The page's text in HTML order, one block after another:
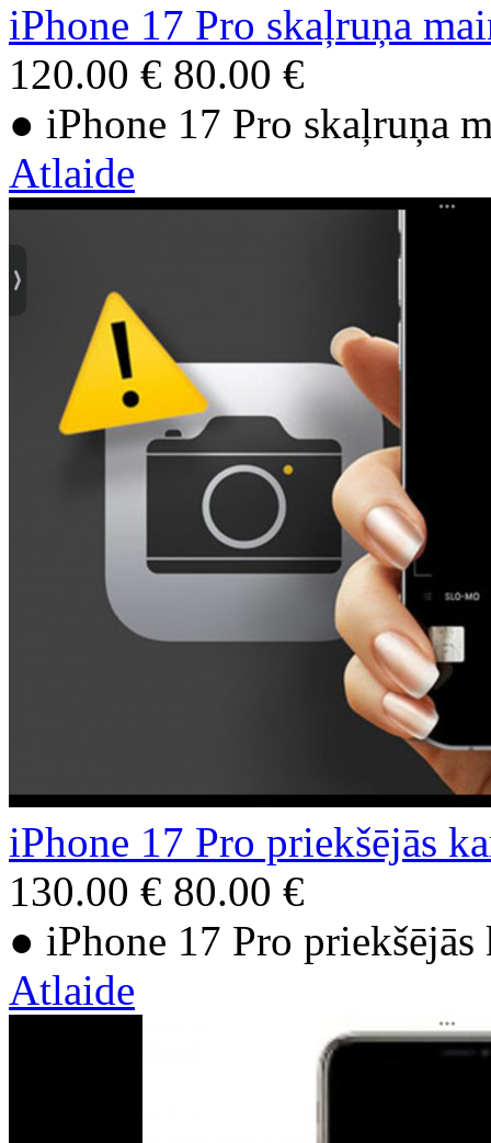
iPhone 17 Pro skaļruņa
120.00 € 80.00 €
● iPhone 17 Pro skaļruņa
Atlaide
iPhone 17 Pro priekšējās
130.00 € 80.00 €
● iPhone 17 Pro priekšējās
Atlaide